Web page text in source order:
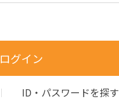
ログイン
ID・パスワードを探す